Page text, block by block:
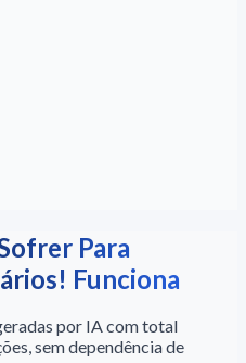
Para
Funciona
por IA com total
sem dependência de